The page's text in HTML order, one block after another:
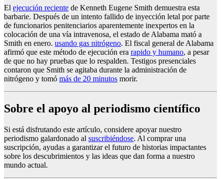
El ejecución reciente de Kenneth Eugene Smith demuestra esta
barbarie. Después de un intento fallido de inyección letal por parte
de funcionarios penitenciarios aparentemente inexpertos en la
colocación de una vía intravenosa, el estado de Alabama mató a
Smith en enero. usando gas nitrógeno. El fiscal general de Alabama
afirmó que este método de ejecución era rapido y humano, a pesar
de que no hay pruebas que lo respalden. Testigos presenciales
contaron que Smith se agitaba durante la administración de
nitrógeno y tomó más de 20 minutos morir.
Sobre el apoyo al periodismo científico
Si está disfrutando este artículo, considere apoyar nuestro
periodismo galardonado al suscribiéndose. Al comprar una
suscripción, ayudas a garantizar el futuro de historias impactantes
sobre los descubrimientos y las ideas que dan forma a nuestro
mundo actual.